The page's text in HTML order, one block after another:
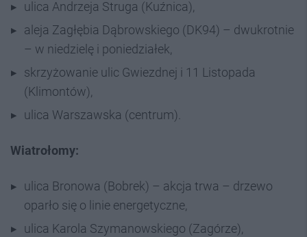
ulica Andrzeja Struga (Kuźnica),
aleja Zagłębia Dąbrowskiego (DK94) – dwukrotnie
– w niedzielę i poniedziałek,
skrzyżowanie ulic Gwiezdnej i 11 Listopada
(Klimontów),
ulica Warszawska (centrum).
Wiatrołomy:
ulica Bronowa (Bobrek) – akcja trwa – drzewo
oparło się o linie energetyczne,
ulica Karola Szymanowskiego (Zagórze),